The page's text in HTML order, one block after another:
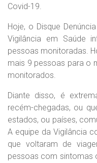
Covid-19.
Hoje, o Disque
Vigilância em Saúde
pessoas monitoradas.
mais 9 pessoas para o
monitorados.
Diante disso, é
recém-chegadas, ou
estados, ou países,
A equipe da Vigilância
que voltaram de
pessoas com sintomas